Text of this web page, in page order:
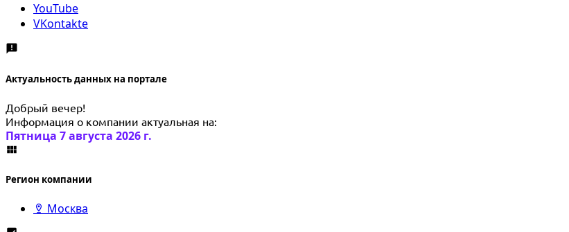
YouTube
VKontakte
Актуальность данных на портале
Добрый вечер!
Информация о компании актуальная на:
Пятница 7 августа 2026 г.
Регион компании
Москва